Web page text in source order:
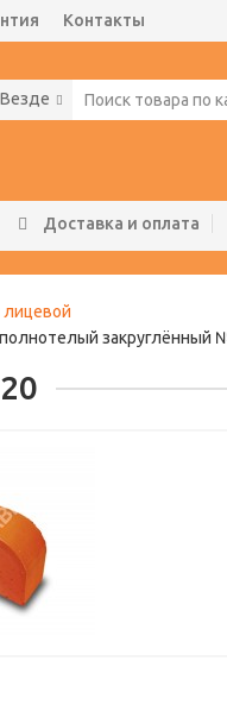
Контакты
Везде
Доставка и оплата
лицевой